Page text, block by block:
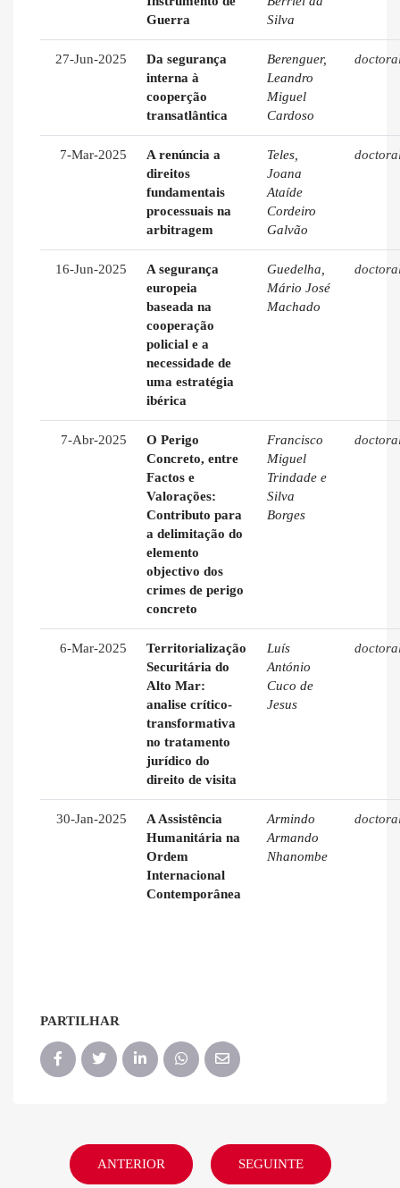
Guerra
Silva
27-Jun-2025
Da segurança
interna à
cooperção
transatlântica
Berenguer,
Leandro
Miguel
Cardoso
7-Mar-2025
A renúncia a
direitos
fundamentais
processuais na
arbitragem
Teles,
Joana
Ataíde
Cordeiro
Galvão
16-Jun-2025
A segurança
europeia
baseada na
cooperação
policial e a
necessidade de
uma estratégia
ibérica
Guedelha,
Mário José
Machado
7-Abr-2025
O Perigo
Concreto, entre
Factos e
Valorações:
Contributo para
a delimitação do
elemento
objectivo dos
crimes de perigo
concreto
Francisco
Miguel
Trindade e
Silva
Borges
6-Mar-2025
Territorialização
Securitária do
Alto Mar:
analise crítico-
transformativa
no tratamento
jurídico do
direito de visita
Luís
António
Cuco de
Jesus
30-Jan-2025
A Assistência
Humanitária na
Ordem
Internacional
Contemporânea
Armindo
Armando
Nhanombe
PARTILHAR
ANTERIOR SEGUINTE